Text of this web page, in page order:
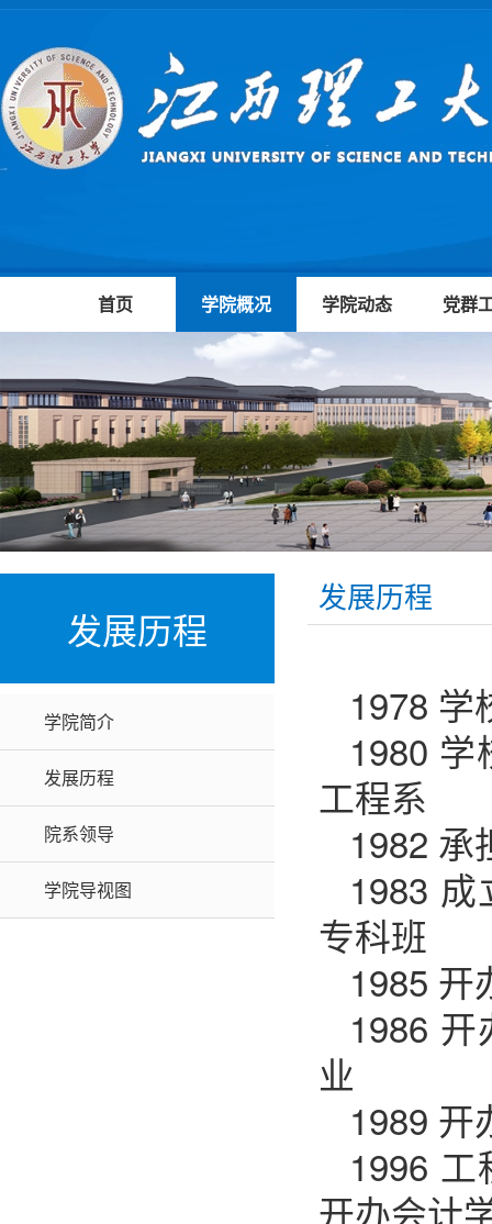
首页 学院概况 学院动态 党群
发展历程
学院简介
发展历程
院系领导
学院导视图
发展历程
1978 学
1980
工程系
1982 承
1983
专科班
1985 开
1986
业
1989 开
1996
开办会计